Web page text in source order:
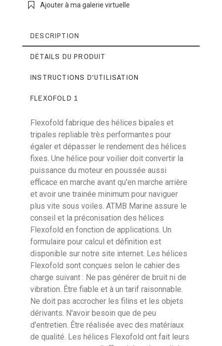
Ajouter à ma galerie virtuelle
DESCRIPTION
DÉTAILS DU PRODUIT
INSTRUCTIONS D'UTILISATION
FLEXOFOLD 1
Flexofold fabrique des hélices bipales et
tripales repliable très performantes pour
égaler et dépasser le rendement des hélices
fixes. Une hélice pour voilier doit convertir la
puissance du moteur en poussée aussi
efficace en marche avant qu'en marche arrière
et avoir une trainée minimum pour naviguer
plus vite sous voiles. ATMB Marine assure le
conseil et la préconisation des hélices
Flexofold en fonction de applications. Un
formulaire pour calcul et définition est
disponible sur notre site internet. Les hélices
Flexofold sont conçues selon le cahier des
charge suivant : Ne pas générer de bruit ni de
vibration. Être fiable et à un tarif raisonnable.
Ne doit pas accrocher les filins et les objets
dérivants. N'avoir besoin que de peu
d'entretien. Être réalisée avec des matériaux
de qualité. Les hélices Flexofold ont fait leurs
RéférenceFL316
Poids 10 Kg
Notice Hélice Flexofold 3 Pales
Hélice Flexofold 3 Pales Ligne d'arbre